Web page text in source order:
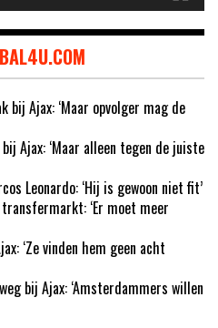
bij Ajax: ‘Maar opvolger mag de
Ajax: ‘Maar alleen tegen de juiste
Leonardo: ‘Hij is gewoon niet fit’
‘Er moet meer
‘Ze vinden hem geen acht
bij Ajax: ‘Amsterdammers willen